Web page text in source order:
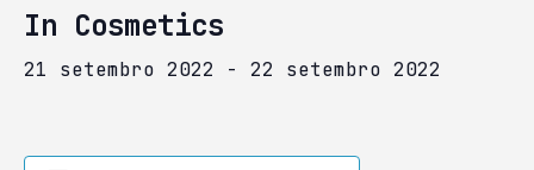
In Cosmetics
21 setembro 2022 - 22 setembro 2022